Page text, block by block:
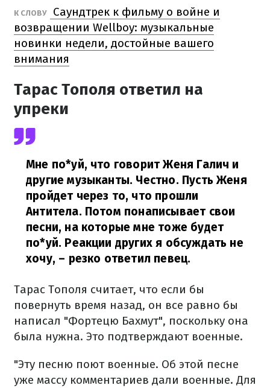
К СЛОВУ
Саундтрек к фильму о войне и
возвращении Wellboy: музыкальные
новинки недели, достойные вашего
внимания
Тарас Тополя ответил на
упреки
Мне по*уй, что говорит Женя Галич и
другие музыканты. Честно. Пусть Женя
пройдет через то, что прошли
Антитела. Потом понаписывает свои
песни, на которые мне тоже будет
по*уй. Реакции других я обсуждать не
хочу, – резко ответил певец.
Тарас Тополя считает, что если бы
повернуть время назад, он все равно бы
написал "Фортецю Бахмут", поскольку она
была нужна. Это подтверждают военные.
"Эту песню поют военные. Об этой песне
уже массу комментариев дали военные. Для